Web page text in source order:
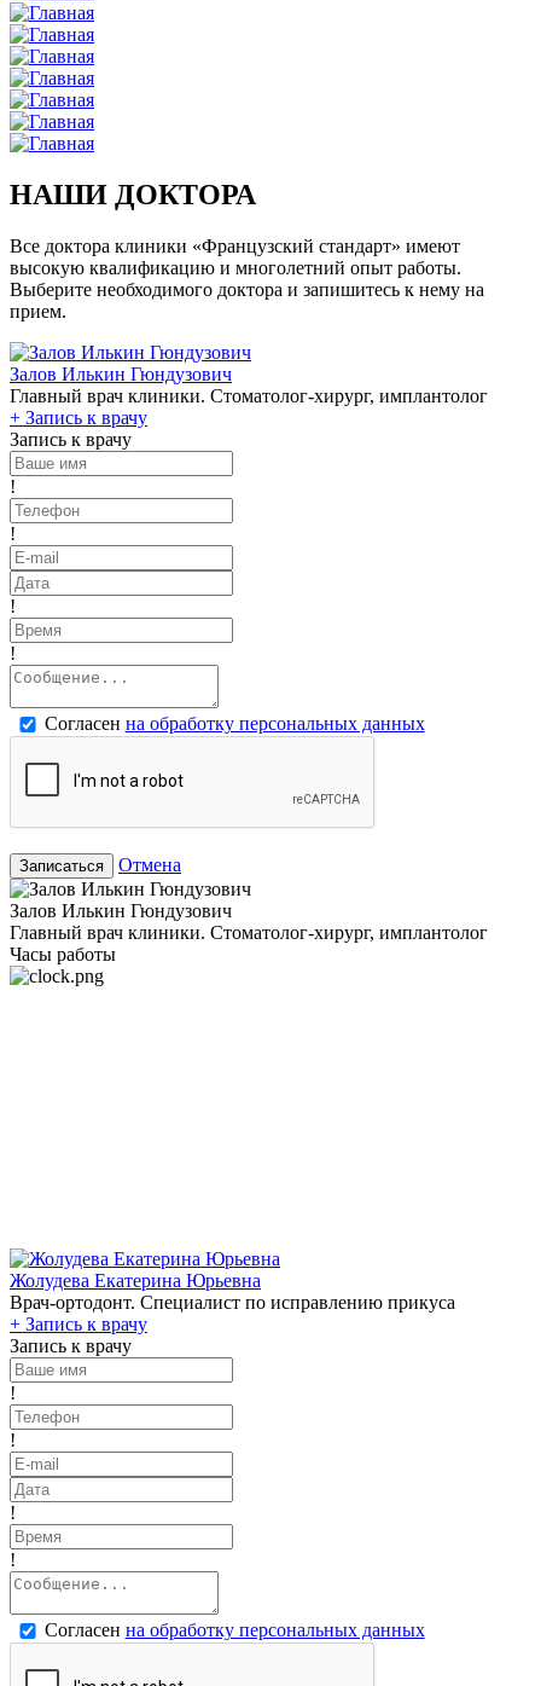
НАШИ ДОКТОРА
Все доктора клиники «Французский стандарт» имеют
высокую квалификацию и многолетний опыт работы.
Выберите необходимого доктора и запишитесь к нему на
прием.
Залов Илькин Гюндузович
Главный врач клиники. Стоматолог-хирург, имплантолог
+ Запись к врачу
Запись к врачу
!
!
!
!
Согласен на обработку персональных данных
Записаться Отмена
Залов Илькин Гюндузович
Главный врач клиники. Стоматолог-хирург, имплантолог
Часы работы
Жолудева Екатерина Юрьевна
Врач-ортодонт. Специалист по исправлению прикуса
+ Запись к врачу
Запись к врачу
!
!
!
!
Согласен на обработку персональных данных